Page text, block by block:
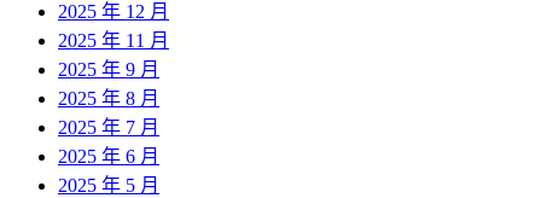
2025 年 12 月
2025 年 11 月
2025 年 9 月
2025 年 8 月
2025 年 7 月
2025 年 6 月
2025 年 5 月